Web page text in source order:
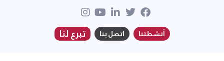
أنشطتنا اتصل بنا تبرع لنا